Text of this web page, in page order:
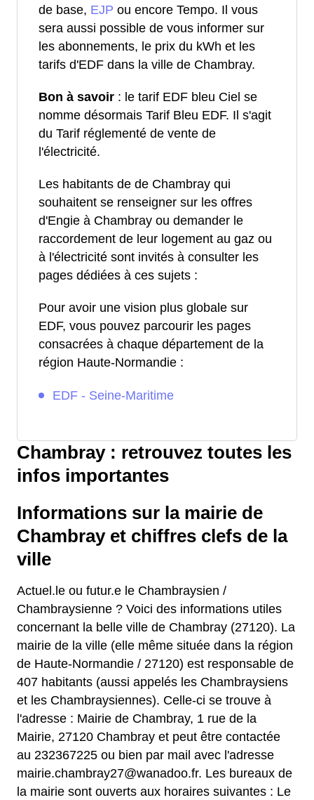
de base, EJP ou encore Tempo. Il vous
sera aussi possible de vous informer sur
les abonnements, le prix du kWh et les
tarifs d'EDF dans la ville de Chambray.
Bon à savoir : le tarif EDF bleu Ciel se
nomme désormais Tarif Bleu EDF. Il s'agit
du Tarif réglementé de vente de
l'électricité.
Les habitants de de Chambray qui
souhaitent se renseigner sur les offres
d'Engie à Chambray ou demander le
raccordement de leur logement au gaz ou
à l'électricité sont invités à consulter les
pages dédiées à ces sujets :
Pour avoir une vision plus globale sur
EDF, vous pouvez parcourir les pages
consacrées à chaque département de la
région Haute-Normandie :
EDF - Seine-Maritime
Chambray : retrouvez toutes les
infos importantes
Informations sur la mairie de
Chambray et chiffres clefs de la
ville
Actuel.le ou futur.e le Chambraysien /
Chambraysienne ? Voici des informations utiles
concernant la belle ville de Chambray (27120). La
mairie de la ville (elle même située dans la région
de Haute-Normandie / 27120) est responsable de
407 habitants (aussi appelés les Chambraysiens
et les Chambraysiennes). Celle-ci se trouve à
l'adresse : Mairie de Chambray, 1 rue de la
Mairie, 27120 Chambray et peut être contactée
au 232367225 ou bien par mail avec l'adresse
mairie.chambray27@wanadoo.fr. Les bureaux de
la mairie sont ouverts aux horaires suivantes : Le